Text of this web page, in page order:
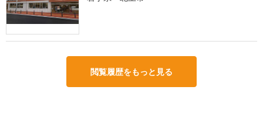
閲覧履歴をもっと見る